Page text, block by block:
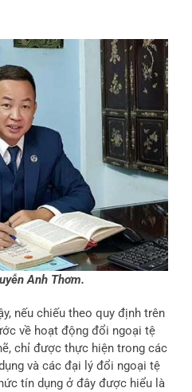
Anh Thơm.
nếu chiếu theo quy định trên
về hoạt động đổi ngoại tệ
chỉ được thực hiện trong các
và các đại lý đổi ngoại tệ
tín dụng ở đây được hiểu là